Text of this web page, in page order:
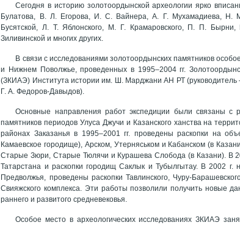
Сегодня в историю золотоордынской археологии ярко
Булатова, В. Л. Егорова, И. С. Вайнера, А. Г. Мухамадиева, Н.
Бусятской, Л. Т. Яблонского, М. Г. Крамаровского, П. П.
Зиливинской и многих других.
В связи с исследованиями золотоордынских памятников
и Нижнем Поволжье, проведенных в 1995–2004 гг.
(ЗКИАЭ) Института истории им. Ш. Марджани АН РТ (руководитель
Г. А. Федоров-Давыдов).
Основные направления работ экспедиции были связаны с
памятников периодов Улуса Джучи и Казанского ханства на
районах Заказанья в 1995–2001 гг. проведены раскопки на
Камаевское городище), Арском, Утерняськом и Кабанском (в
Старые Зюри, Старые Тюлячи и Курашева Слобода (в Казани). В
Татарстана и раскопки городищ Саклык и Тубылгытау. В 2002
Предволжья, проведены раскопки Тавлинского, Чуру-
Свияжского комплекса. Эти работы позволили получить новые
раннего и развитого средневековья.
Особое место в археологических исследованиях ЗКИАЭ